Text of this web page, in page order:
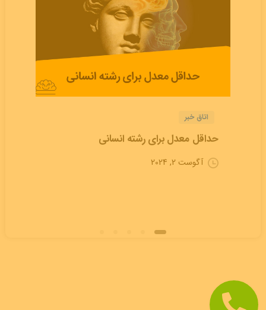
اتاق خبر
حداقل معدل برای رشته انسانی
آگوست 2, 2024